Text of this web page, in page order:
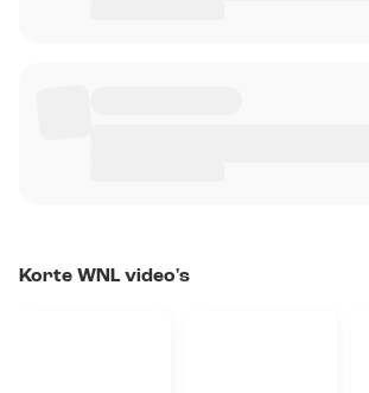
Korte WNL video's